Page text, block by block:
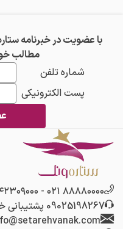
با عضویت در خبرنامه
مطالب
شماره تلفن
پست الکترونیکی
۸۸۸۸۰۰۰۰ ۰۲۱ - ۴۲۳۰۹۰۰۰
09025198267 پشتیبانی